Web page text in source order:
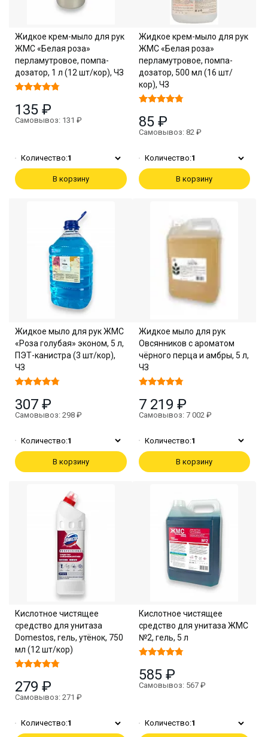
Жидкое крем-мыло для рук
ЖМС «Белая роза»
перламутровое, помпа-
дозатор, 1 л (12 шт/кор), ЧЗ
135 ₽
Самовывоз: 131 ₽
Количество:1
В корзину
Жидкое крем-мыло для рук
ЖМС «Белая роза»
перламутровое, помпа-
дозатор, 500 мл (16 шт/
кор), ЧЗ
85 ₽
Самовывоз: 82 ₽
Количество:1
В корзину
Жидкое мыло для рук ЖМС
«Роза голубая» эконом, 5 л,
ПЭТ-канистра (3 шт/кор),
ЧЗ
307 ₽
Самовывоз: 298 ₽
Количество:1
В корзину
Жидкое мыло для рук
Овсянников с ароматом
чёрного перца и амбры, 5 л,
ЧЗ
7 219 ₽
Самовывоз: 7 002 ₽
Количество:1
В корзину
Кислотное чистящее
средство для унитаза
Domestos, гель, утёнок, 750
мл (12 шт/кор)
279 ₽
Самовывоз: 271 ₽
Количество:1
Кислотное чистящее
средство для унитаза ЖМС
№2, гель, 5 л
585 ₽
Самовывоз: 567 ₽
Количество:1